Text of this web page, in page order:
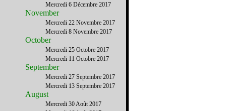
Mercredi 6 Décembre 2017
November
Mercredi 22 Novembre 2017
Mercredi 8 Novembre 2017
October
Mercredi 25 Octobre 2017
Mercredi 11 Octobre 2017
September
Mercredi 27 Septembre 2017
Mercredi 13 Septembre 2017
August
Mercredi 30 Août 2017